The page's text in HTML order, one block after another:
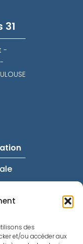
des
et/ou accéder aux
31
-